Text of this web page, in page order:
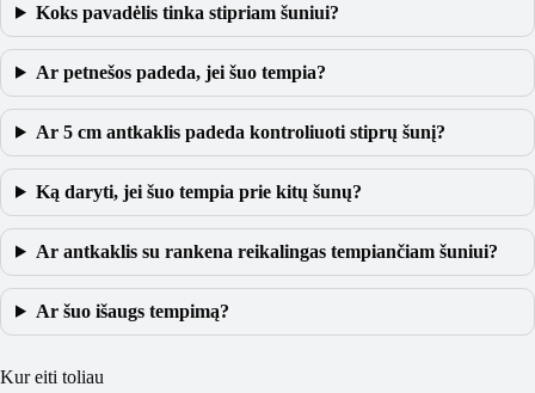
Koks pavadėlis tinka stipriam šuniui?
Ar petnešos padeda, jei šuo tempia?
Ar 5 cm antkaklis padeda kontroliuoti stiprų šunį?
Ką daryti, jei šuo tempia prie kitų šunų?
Ar antkaklis su rankena reikalingas tempiančiam šuniui?
Ar šuo išaugs tempimą?
Kur eiti toliau